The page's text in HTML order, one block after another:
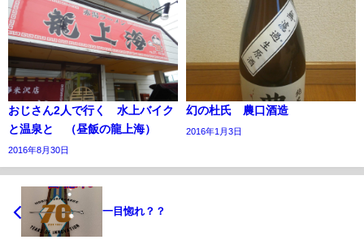
おじさん2人で行く 水上バイク
と温泉と （昼飯の龍上海）
2016年8月30日
幻の杜氏 農口酒造
2016年1月3日
一目惚れ？？